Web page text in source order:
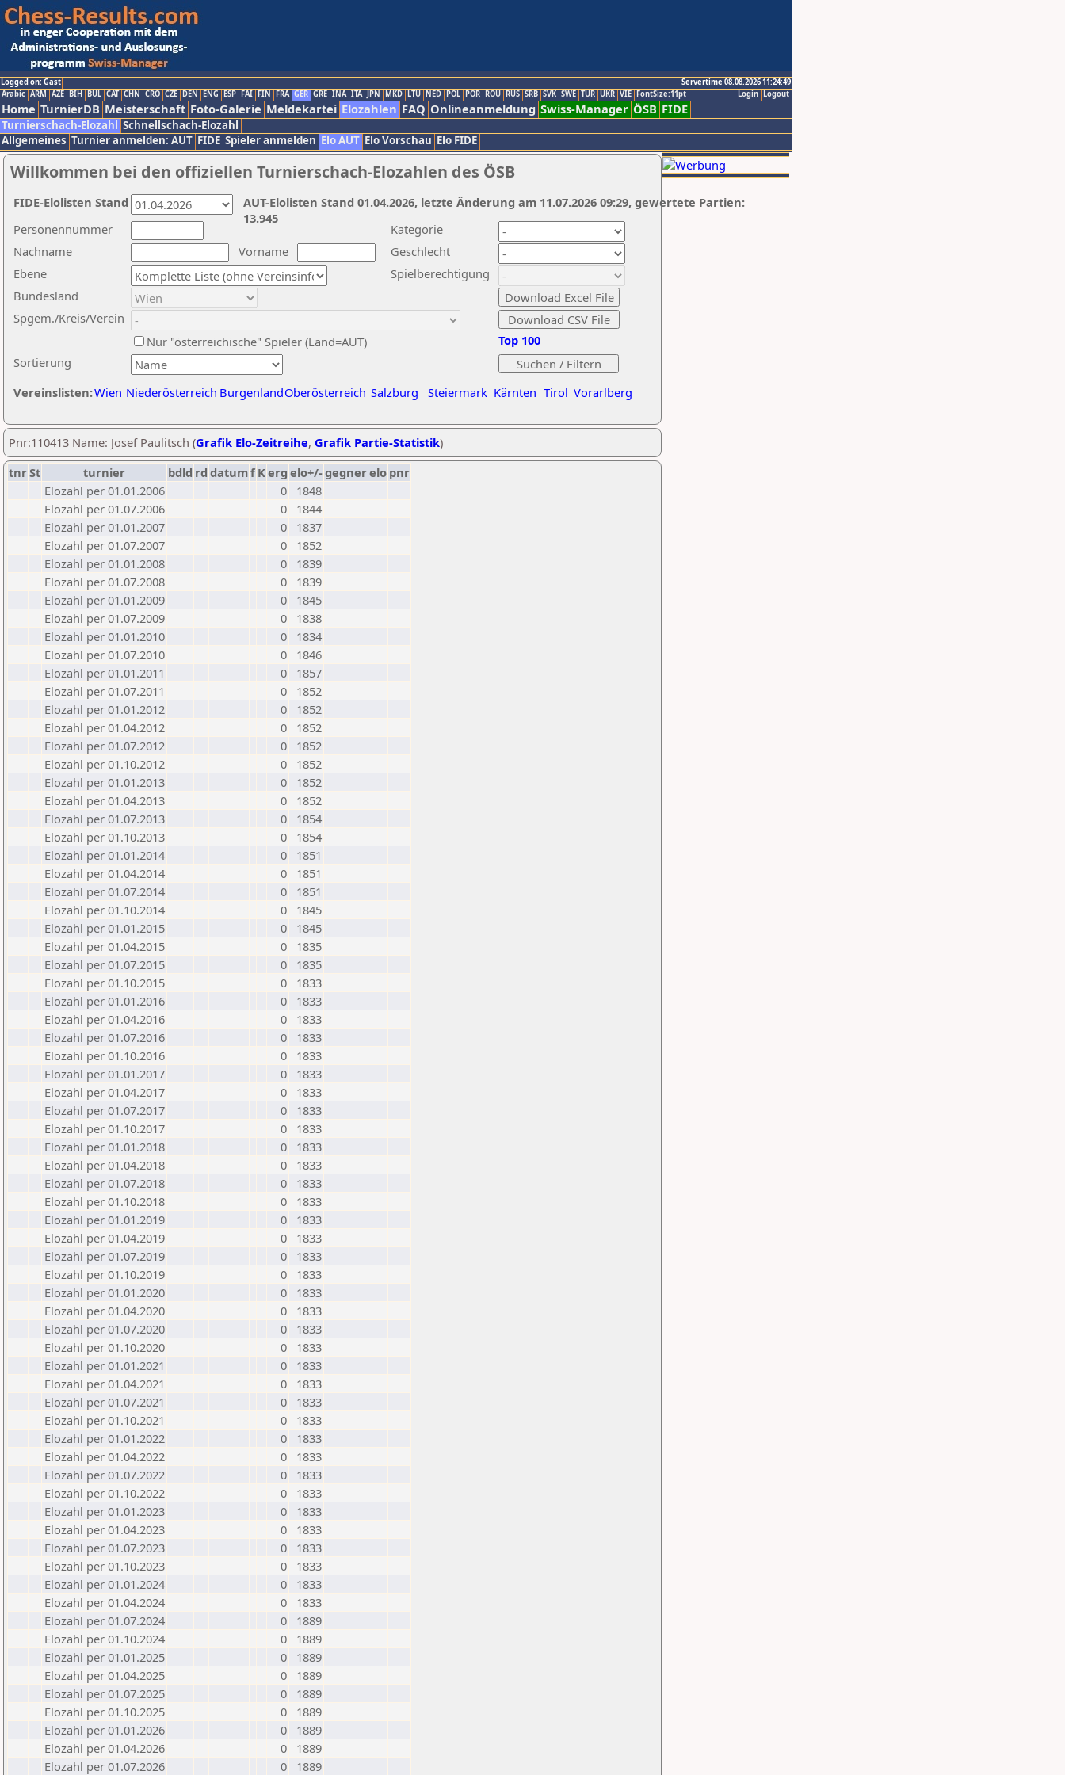
Logged on: Gast
Servertime 08.08.2026 11:24:49
Logout
Login
Arabic ARM AZE BIH BUL CAT CHN CRO CZE DEN ENG ESP FAI FIN FRA GER GRE INA ITA JPN MKD LTU NED POL POR ROU RUS SRB SVK SWE TUR UKR VIE FontSize:11pt
Home TurnierDB Meisterschaft Foto-Galerie Meldekartei Elozahlen FAQ Onlineanmeldung Swiss-Manager ÖSB FIDE
Turnierschach-Elozahl Schnellschach-Elozahl
Allgemeines Turnier anmelden: AUT FIDE Spieler anmelden Elo AUT Elo Vorschau Elo FIDE
Willkommen bei den offiziellen Turnierschach-Elozahlen des ÖSB
Nachname
Vorname
Ebene
Kategorie
Sortierung
Personennummer
Bundesland
Spgem./Kreis/Verein
Geschlecht
Nur "österreichische" Spieler (Land=AUT)
Spielberechtigung
Vereinslisten:Wien Niederösterreich BurgenlandOberösterreich Salzburg Steiermark Kärnten Tirol Vorarlberg
Top 100
AUT-Elolisten Stand 01.04.2026, letzte Änderung am 11.07.2026 09:29, gewertete Partien:
13.945
FIDE-Elolisten Stand
Pnr:110413 Name: Josef Paulitsch (Grafik Elo-Zeitreihe, Grafik Partie-Statistik)
tnrSt turnier bdld rd datumf Kerg elo+/-gegnerelo pnr
Elozahl per 01.01.2006
0
1848
Elozahl per 01.07.2006
0
1844
Elozahl per 01.01.2007
0
1837
Elozahl per 01.07.2007
0
1852
Elozahl per 01.01.2008
0
1839
Elozahl per 01.07.2008
0
1839
Elozahl per 01.01.2009
0
1845
Elozahl per 01.07.2009
0
1838
Elozahl per 01.01.2010
0
1834
Elozahl per 01.07.2010
0
1846
Elozahl per 01.01.2011
0
1857
Elozahl per 01.07.2011
0
1852
Elozahl per 01.01.2012
0
1852
Elozahl per 01.04.2012
0
1852
Elozahl per 01.07.2012
0
1852
Elozahl per 01.10.2012
0
1852
Elozahl per 01.01.2013
0
1852
Elozahl per 01.04.2013
0
1852
Elozahl per 01.07.2013
0
1854
Elozahl per 01.10.2013
0
1854
Elozahl per 01.01.2014
0
1851
Elozahl per 01.04.2014
0
1851
Elozahl per 01.07.2014
0
1851
Elozahl per 01.10.2014
0
1845
Elozahl per 01.01.2015
0
1845
Elozahl per 01.04.2015
0
1835
Elozahl per 01.07.2015
0
1835
Elozahl per 01.10.2015
0
1833
Elozahl per 01.01.2016
0
1833
Elozahl per 01.04.2016
0
1833
Elozahl per 01.07.2016
0
1833
Elozahl per 01.10.2016
0
1833
Elozahl per 01.01.2017
0
1833
Elozahl per 01.04.2017
0
1833
Elozahl per 01.07.2017
0
1833
Elozahl per 01.10.2017
0
1833
Elozahl per 01.01.2018
0
1833
Elozahl per 01.04.2018
0
1833
Elozahl per 01.07.2018
0
1833
Elozahl per 01.10.2018
0
1833
Elozahl per 01.01.2019
0
1833
Elozahl per 01.04.2019
0
1833
Elozahl per 01.07.2019
0
1833
Elozahl per 01.10.2019
0
1833
Elozahl per 01.01.2020
0
1833
Elozahl per 01.04.2020
0
1833
Elozahl per 01.07.2020
0
1833
Elozahl per 01.10.2020
0
1833
Elozahl per 01.01.2021
0
1833
Elozahl per 01.04.2021
0
1833
Elozahl per 01.07.2021
0
1833
Elozahl per 01.10.2021
0
1833
Elozahl per 01.01.2022
0
1833
Elozahl per 01.04.2022
0
1833
Elozahl per 01.07.2022
0
1833
Elozahl per 01.10.2022
0
1833
Elozahl per 01.01.2023
0
1833
Elozahl per 01.04.2023
0
1833
Elozahl per 01.07.2023
0
1833
Elozahl per 01.10.2023
0
1833
Elozahl per 01.01.2024
0
1833
Elozahl per 01.04.2024
0
1833
Elozahl per 01.07.2024
0
1889
Elozahl per 01.10.2024
0
1889
Elozahl per 01.01.2025
0
1889
Elozahl per 01.04.2025
0
1889
Elozahl per 01.07.2025
0
1889
Elozahl per 01.10.2025
0
1889
Elozahl per 01.01.2026
0
1889
Elozahl per 01.04.2026
0
1889
Elozahl per 01.07.2026
0 1889